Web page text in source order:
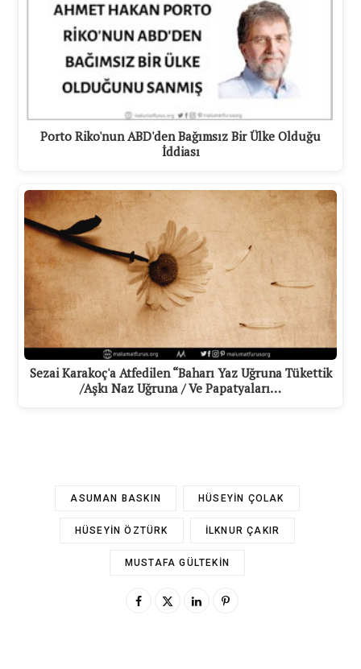
Porto Riko'nun ABD'den Bağımsız Bir Ülke Olduğu
İddiası
Sezai Karakoç'a Atfedilen “Baharı Yaz Uğruna Tükettik
/Aşkı Naz Uğruna / Ve Papatyaları…
ASUMAN BASKIN HÜSEYIN ÇOLAK
HÜSEYIN ÖZTÜRK İLKNUR ÇAKIR
MUSTAFA GÜLTEKIN